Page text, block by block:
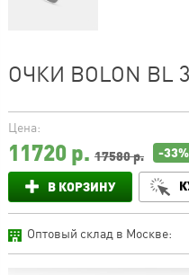
ОЧКИ BOLON BL
Цена:
11720р. 17580 р. -33%
В КОРЗИНУ
Оптовый склад в Москве: